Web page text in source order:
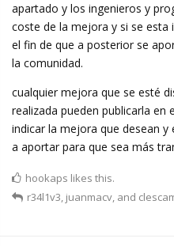
apartado y los ingenieros y
coste de la mejora y si se esta
el fin de que a posterior se
la comunidad.
cualquier mejora que se esté
realizada pueden publicarla en
indicar la mejora que desean
a aportar para que sea más
hookaps likes this.
r34l1v3, juanmacv, and